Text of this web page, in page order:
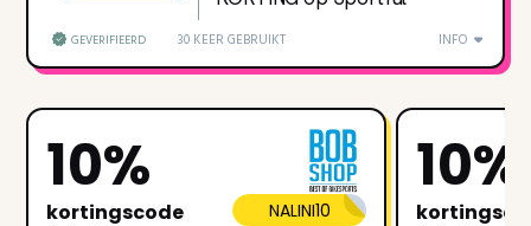
GEVERIFIEERD 30 KEER GEBRUIKT INFO
10%
kortingscode
NALINI10
10%